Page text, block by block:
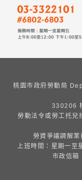
桃園市政府勞動局
330206
勞動法令或勞工托
勞資爭議調解
上班時間：星期一
市政信箱